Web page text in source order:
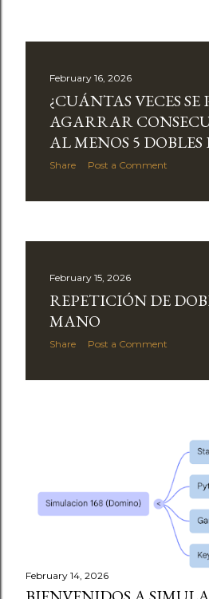
February 16, 2026
¿CUÁNTAS VECES SE
AGARRAR
AL MENOS 5
Share Post a Comment
February 15, 2026
REPETICIÓN DE
MANO
Share Post a Comment
February 14, 2026